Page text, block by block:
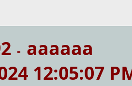
- aaaaaa
12:05:07